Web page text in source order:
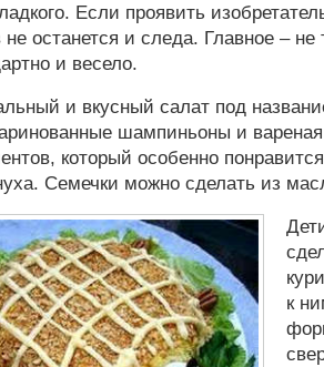
Если проявить
не останется и следа. Главное –
и весело.
и вкусный салат под
шампиньоны и
который особенно
Семечки можно сделать из
к